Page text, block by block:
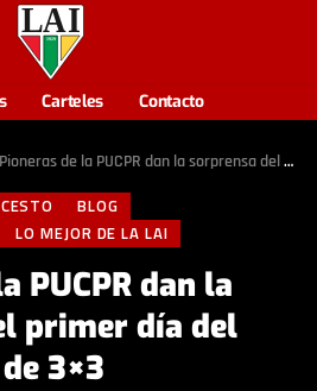
Carteles Contacto
Pioneras de la PUCPR dan la sorprensa del primer día del campeonato de 3×3
BLOG
LO MEJOR DE LA LAI
PUCPR dan la
primer día del
3×3